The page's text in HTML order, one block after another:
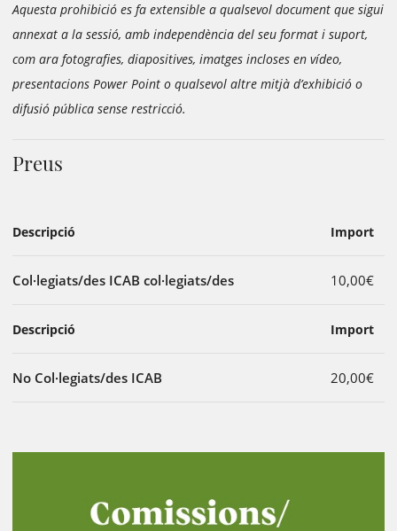
Aquesta prohibició es fa extensible a qualsevol document que sigui
annexat a la sessió, amb independència del seu format i suport,
com ara fotografies, diapositives, imatges incloses en vídeo,
presentacions Power Point o qualsevol altre mitjà d’exhibició o
difusió pública sense restricció.
Preus
Descripció Import
Col·legiats/des ICAB col·legiats/des 10,00€
Descripció Import
No Col·legiats/des ICAB 20,00€